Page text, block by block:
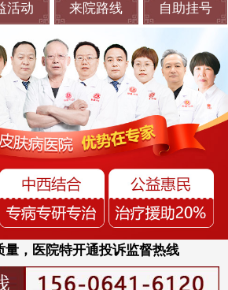
活动 来院路线 自助挂号
量，医院特开通投诉监督热线